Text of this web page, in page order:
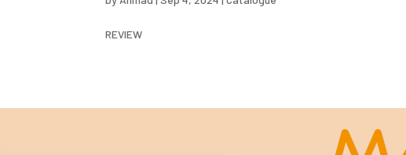
REVIEW